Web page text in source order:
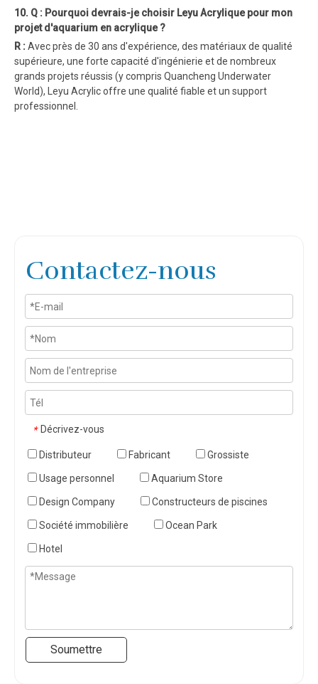
10. Q : Pourquoi devrais-je choisir Leyu Acrylique pour mon
projet d'aquarium en acrylique ?
R :Avec près de 30 ans d'expérience, des matériaux de qualité
supérieure, une forte capacité d'ingénierie et de nombreux
grands projets réussis (y compris Quancheng Underwater
World), Leyu Acrylic offre une qualité fiable et un support
professionnel.
Contactez-nous
* Décrivez-vous
Distributeur Fabricant Grossiste
Usage personnel Aquarium Store
Design Company Constructeurs de piscines
Société immobilière Ocean Park
Hotel
Soumettre